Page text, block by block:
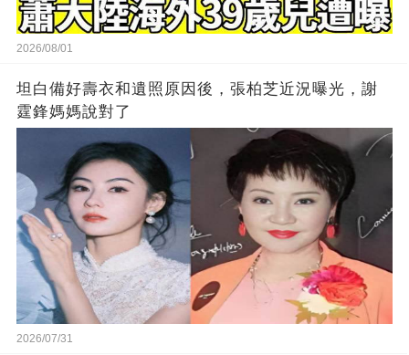
2026/08/01
坦白備好壽衣和遺照原因後，張柏芝近況曝光，謝
霆鋒媽媽說對了
2026/07/31